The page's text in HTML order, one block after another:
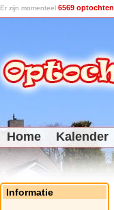
Er zijn momenteel 6569 optochten
Home Kalender
Informatie